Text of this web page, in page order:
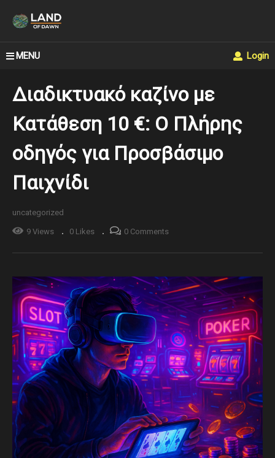
MENU Login
Διαδικτυακό καζίνο με
Κατάθεση 10 €: Ο Πλήρης
οδηγός για Προσβάσιμο
Παιχνίδι
uncategorized
9 Views 0 Likes 0 Comments